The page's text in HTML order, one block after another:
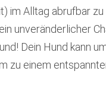
im Alltag abrufbar zu
unveränderlicher
Dein Hund kann
zu einem